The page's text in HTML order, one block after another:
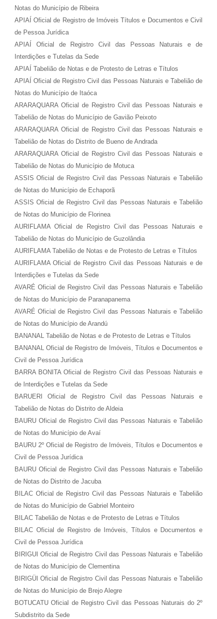
Notas do Município de Ribeira
APIAÍ Oficial de Registro de Imóveis Títulos e Documentos e Civil
de Pessoa Jurídica
APIAÍ Oficial de Registro Civil das Pessoas Naturais e de
Interdições e Tutelas da Sede
APIAÍ Tabelião de Notas e de Protesto de Letras e Títulos
APIAÍ Oficial de Registro Civil das Pessoas Naturais e Tabelião de
Notas do Município de Itaóca
ARARAQUARA Oficial de Registro Civil das Pessoas Naturais e
Tabelião de Notas do Município de Gavião Peixoto
ARARAQUARA Oficial de Registro Civil das Pessoas Naturais e
Tabelião de Notas do Distrito de Bueno de Andrada
ARARAQUARA Oficial de Registro Civil das Pessoas Naturais e
Tabelião de Notas do Município de Motuca
ASSIS Oficial de Registro Civil das Pessoas Naturais e Tabelião
de Notas do Município de Echaporã
ASSIS Oficial de Registro Civil das Pessoas Naturais e Tabelião
de Notas do Município de Florinea
AURIFLAMA Oficial de Registro Civil das Pessoas Naturais e
Tabelião de Notas do Município de Guzolândia
AURIFLAMA Tabelião de Notas e de Protesto de Letras e Títulos
AURIFLAMA Oficial de Registro Civil das Pessoas Naturais e de
Interdições e Tutelas da Sede
AVARÉ Oficial de Registro Civil das Pessoas Naturais e Tabelião
de Notas do Município de Paranapanema
AVARÉ Oficial de Registro Civil das Pessoas Naturais e Tabelião
de Notas do Município de Arandú
BANANAL Tabelião de Notas e de Protesto de Letras e Títulos
BANANAL Oficial de Registro de Imóveis, Títulos e Documentos e
Civil de Pessoa Jurídica
BARRA BONITA Oficial de Registro Civil das Pessoas Naturais e
de Interdições e Tutelas da Sede
BARUERI Oficial de Registro Civil das Pessoas Naturais e
Tabelião de Notas do Distrito de Aldeia
BAURU Oficial de Registro Civil das Pessoas Naturais e Tabelião
de Notas do Município de Avaí
BAURU 2º Oficial de Registro de Imóveis, Títulos e Documentos e
Civil de Pessoa Jurídica
BAURU Oficial de Registro Civil das Pessoas Naturais e Tabelião
de Notas do Distrito de Jacuba
BILAC Oficial de Registro Civil das Pessoas Naturais e Tabelião
de Notas do Município de Gabriel Monteiro
BILAC Tabelião de Notas e de Protesto de Letras e Títulos
BILAC Oficial de Registro de Imóveis, Títulos e Documentos e
Civil de Pessoa Jurídica
BIRIGUI Oficial de Registro Civil das Pessoas Naturais e Tabelião
de Notas do Município de Clementina
BIRIGÜI Oficial de Registro Civil das Pessoas Naturais e Tabelião
de Notas do Município de Brejo Alegre
BOTUCATU Oficial de Registro Civil das Pessoas Naturais do 2º
Subdistrito da Sede